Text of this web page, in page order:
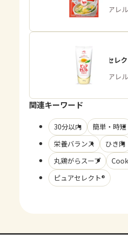
商品・アレ
「ピュアセレク
商品・アレ
関連キーワード
30分以内 簡単・時短
栄養バランス
ひき肉
丸鶏がらスープ
ピュアセレクト®